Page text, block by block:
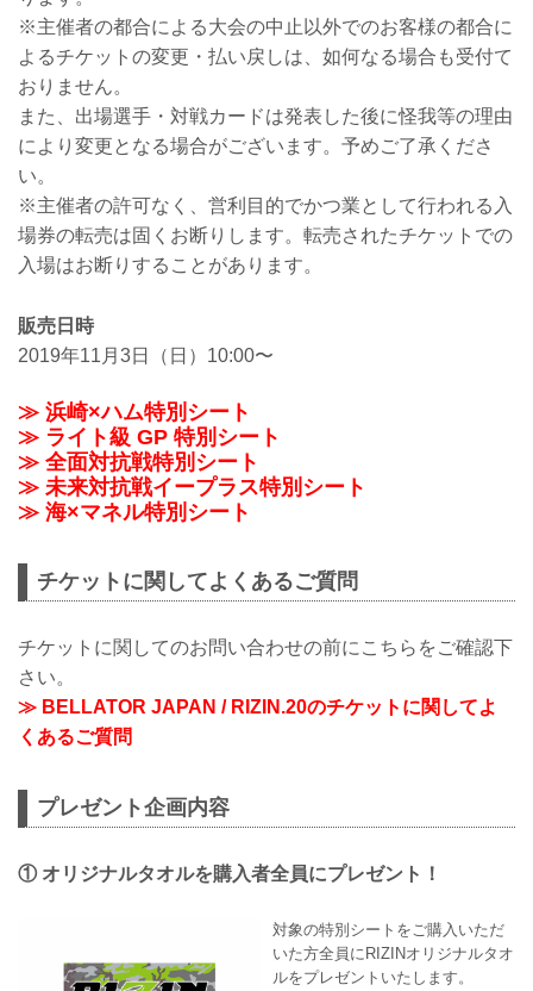
※主催者の都合による大会の中止以外でのお客様の都合に
よるチケットの変更・払い戻しは、如何なる場合も受付て
おりません。
また、出場選手・対戦カードは発表した後に怪我等の理由
により変更となる場合がございます。予めご了承くださ
い。
※主催者の許可なく、営利目的でかつ業として行われる入
場券の転売は固くお断りします。転売されたチケットでの
入場はお断りすることがあります。
販売日時
2019年11月3日（日）10:00〜
≫ 浜崎×ハム特別シート
≫ ライト級 GP 特別シート
≫ 全面対抗戦特別シート
≫ 未来対抗戦イープラス特別シート
≫ 海×マネル特別シート
チケットに関してよくあるご質問
チケットに関してのお問い合わせの前にこちらをご確認下
さい。
≫ BELLATOR JAPAN / RIZIN.20のチケットに関してよ
くあるご質問
プレゼント企画内容
① オリジナルタオルを購入者全員にプレゼント！
対象の特別シートをご購入いただ
いた方全員にRIZINオリジナルタオ
ルをプレゼントいたします。